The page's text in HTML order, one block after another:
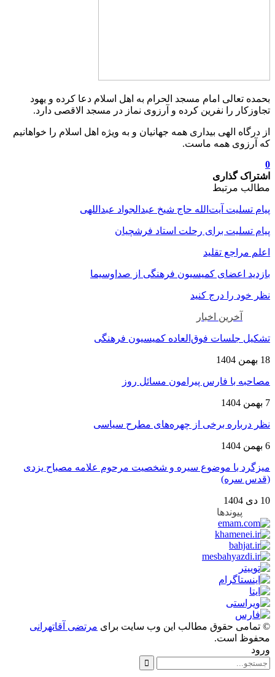
بحمده تعالی امام مسجد الحرام به اهل اسلام دعا کرده و یهود
تجاوزکار را نفرین کرده و آرزوی نماز در مسجد الاقصی دارد.
از درگاه الهی بیداری همه جهانیان و به ویژه اهل اسلام را خواهانیم
که آرزوی همه ماست.
0
اشتراک گذاری
مطالب مرتبط
پیام تسلیت آیت‌الله حاج شیخ عبدالجواد عبداللهی
پیام تسلیت برای رحلت استاد فرشچیان
اعلم مراجع تقلید
بازدید اعضای کمیسیون فرهنگی از صداوسیما
نظر خود را درج کنید
آخرین اخبار
تشکیل جلسات فوق‌العاده کمیسیون فرهنگی
18 بهمن 1404
مصاحبه با فارس پیرامون مسائل روز
7 بهمن 1404
نظر درباره برخی از چهره‌های مطرح سیاسی
6 بهمن 1404
میزگرد با موضوع سیره و شخصیت مرحوم علامه مصباح یزدی
(قدس سره)
10 دی 1404
پیوندها
© تمامی حقوق مطالب این وب سایت برای مرتضی آقاتهرانی
محفوظ است.
ورود